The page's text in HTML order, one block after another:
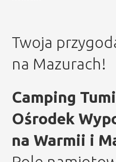
Twoja
na Mazurach!
Camping
Ośrodek
na Warmii i